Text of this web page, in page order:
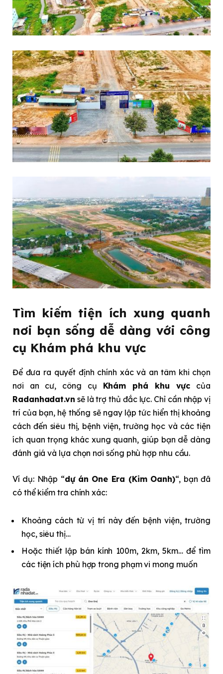
Tìm kiếm tiện ích xung quanh
nơi bạn sống dễ dàng với công
cụ Khám phá khu vực
Để đưa ra quyết định chính xác và an tâm khi chọn
nơi an cư, công cụ Khám phá khu vực của
Radanhadat.vn sẽ là trợ thủ đắc lực. Chỉ cần nhập vị
trí của bạn, hệ thống sẽ ngay lập tức hiển thị khoảng
cách đến siêu thị, bệnh viện, trường học và các tiện
ích quan trọng khác xung quanh, giúp bạn dễ dàng
đánh giá và lựa chọn nơi sống phù hợp nhu cầu.
Ví dụ: Nhập “dự án One Era (Kim Oanh)“, bạn đã
có thể kiểm tra chính xác:
Khoảng cách từ vị trí này đến bệnh viện, trường
học, siêu thị…
Hoặc thiết lập bán kính 100m, 2km, 5km… để tìm
các tiện ích phù hợp trong phạm vi mong muốn